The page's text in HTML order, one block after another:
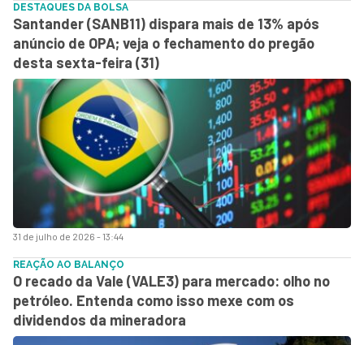
31 de julho de 2026 - 13:44
DESTAQUES DA BOLSA
Santander (SANB11) dispara mais de 13% após
anúncio de OPA; veja o fechamento do pregão
desta sexta-feira (31)
REAÇÃO AO BALANÇO
O recado da Vale (VALE3) para mercado: olho no
petróleo. Entenda como isso mexe com os
dividendos da mineradora